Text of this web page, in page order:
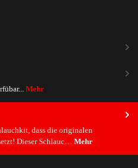
dass die originalen
Dieser Schlauc… Mehr
Mehr